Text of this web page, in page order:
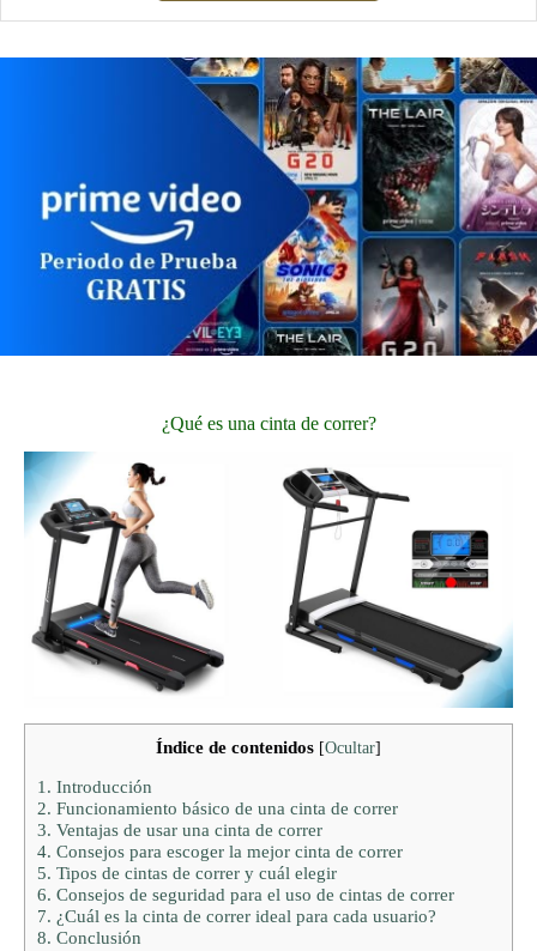
¿Qué es una cinta de correr?
Índice de contenidos [Ocultar]
1. Introducción
2. Funcionamiento básico de una cinta de correr
3. Ventajas de usar una cinta de correr
4. Consejos para escoger la mejor cinta de correr
5. Tipos de cintas de correr y cuál elegir
6. Consejos de seguridad para el uso de cintas de correr
7. ¿Cuál es la cinta de correr ideal para cada usuario?
8. Conclusión